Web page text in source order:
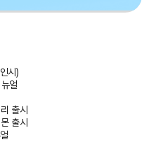
시)
얼
출시
출시